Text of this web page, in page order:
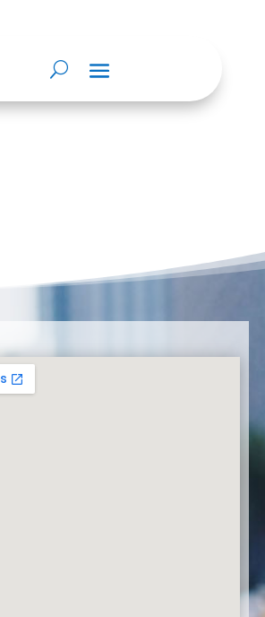
internos de supervisión,
vigilancia pertinente del